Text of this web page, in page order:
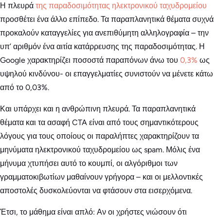
Η πλευρά της παραδοσιμότητας ηλεκτρονικού ταχυδρομείου
προσθέτει ένα άλλο επίπεδο. Τα παραπλανητικά θέματα συχνά
προκαλούν καταγγελίες για ανεπιθύμητη αλληλογραφία – την
υπ’ αριθμόν ένα αιτία κατάρρευσης της παραδοσιμότητας. Η
Google χαρακτηρίζει ποσοστά παραπόνων άνω του 0,3% ως
υψηλού κινδύνου- οι επαγγελματίες συνιστούν να μένετε κάτω
από το 0,03%.
Και υπάρχει και η ανθρώπινη πλευρά. Τα παραπλανητικά
θέματα και τα ασαφή CTA είναι από τους σημαντικότερους
λόγους για τους οποίους οι παραλήπτες χαρακτηρίζουν τα
μηνύματα ηλεκτρονικού ταχυδρομείου ως spam. Μόλις ένα
μήνυμα χτυπήσει αυτό το κουμπί, οι αλγόριθμοι των
γραμματοκιβωτίων μαθαίνουν γρήγορα – και οι μελλοντικές
αποστολές δυσκολεύονται να φτάσουν στα εισερχόμενα.
Έτσι, το μάθημα είναι απλό: Αν οι χρήστες νιώσουν ότι